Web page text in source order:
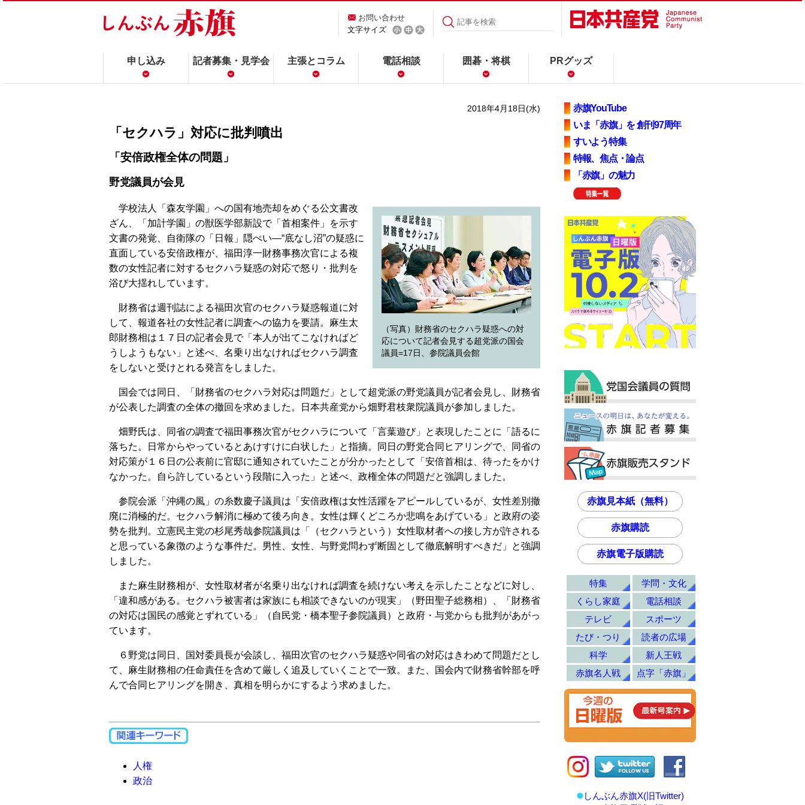
お問い合わせ
文字サイズ
申し込み 記者募集・見学会 主張とコラム 電話相談 囲碁・将棋 PRグッズ
2018年4月18日(水)
「セクハラ」対応に批判噴出
「安倍政権全体の問題」
野党議員が会見
（写真）財務省のセクハラ疑惑への対
応について記者会見する超党派の国会
議員=17日、参院議員会館
学校法人「森友学園」への国有地売却をめぐる公文書改
ざん、「加計学園」の獣医学部新設で「首相案件」を示す
文書の発覚、自衛隊の「日報」隠ぺい―“底なし沼”の疑惑に
直面している安倍政権が、福田淳一財務事務次官による複
数の女性記者に対するセクハラ疑惑の対応で怒り・批判を
浴び大揺れしています。
財務省は週刊誌による福田次官のセクハラ疑惑報道に対
して、報道各社の女性記者に調査への協力を要請。麻生太
郎財務相は１７日の記者会見で「本人が出てこなければど
うしようもない」と述べ、名乗り出なければセクハラ調査
をしないと受けとれる発言をしました。
国会では同日、「財務省のセクハラ対応は問題だ」として超党派の野党議員が記者会見し、財務省
が公表した調査の全体の撤回を求めました。日本共産党から畑野君枝衆院議員が参加しました。
畑野氏は、同省の調査で福田事務次官がセクハラについて「言葉遊び」と表現したことに「語るに
落ちた。日常からやっているとあけすけに白状した」と指摘。同日の野党合同ヒアリングで、同省の
対応策が１６日の公表前に官邸に通知されていたことが分かったとして「安倍首相は、待ったをかけ
なかった。自ら許しているという段階に入った」と述べ、政権全体の問題だと強調しました。
参院会派「沖縄の風」の糸数慶子議員は「安倍政権は女性活躍をアピールしているが、女性差別撤
廃に消極的だ。セクハラ解消に極めて後ろ向き。女性は輝くどころか悲鳴をあげている」と政府の姿
勢を批判。立憲民主党の杉尾秀哉参院議員は「（セクハラという）女性取材者への接し方が許される
と思っている象徴のような事件だ。男性、女性、与野党問わず断固として徹底解明すべきだ」と強調
しました。
また麻生財務相が、女性取材者が名乗り出なければ調査を続けない考えを示したことなどに対し、
「違和感がある。セクハラ被害者は家族にも相談できないのが現実」（野田聖子総務相）、「財務省
の対応は国民の感覚とずれている」（自民党・橋本聖子参院議員）と政府・与党からも批判があがっ
ています。
６野党は同日、国対委員長が会談し、福田次官のセクハラ疑惑や同省の対応はきわめて問題だとし
て、麻生財務相の任命責任を含めて厳しく追及していくことで一致。また、国会内で財務省幹部を呼
んで合同ヒアリングを開き、真相を明らかにするよう求めました。
人権
政治
赤旗YouTube
いま「赤旗」を 創刊97周年
すいよう特集
特報、焦点・論点
「赤旗」の魅力
赤旗見本紙（無料）
赤旗購読
赤旗電子版購読
特集
学問・文化
くらし家庭
電話相談
テレビ
スポーツ
たび・つり
読者の広場
科学
新人王戦
赤旗名人戦
点字「赤旗」
しんぶん赤旗X(旧Twitter)